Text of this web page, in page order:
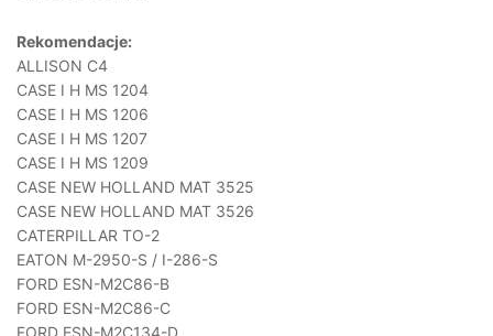
Rekomendacje:
ALLISON C4
CASE I H MS 1204
CASE I H MS 1206
CASE I H MS 1207
CASE I H MS 1209
CASE NEW HOLLAND MAT 3525
CASE NEW HOLLAND MAT 3526
CATERPILLAR TO-2
EATON M-2950-S / I-286-S
FORD ESN-M2C86-B
FORD ESN-M2C86-C
FORD ESN-M2C134-D